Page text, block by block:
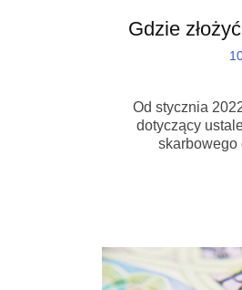
Gdzie
Od stycznia
dotyczący
skarbowego